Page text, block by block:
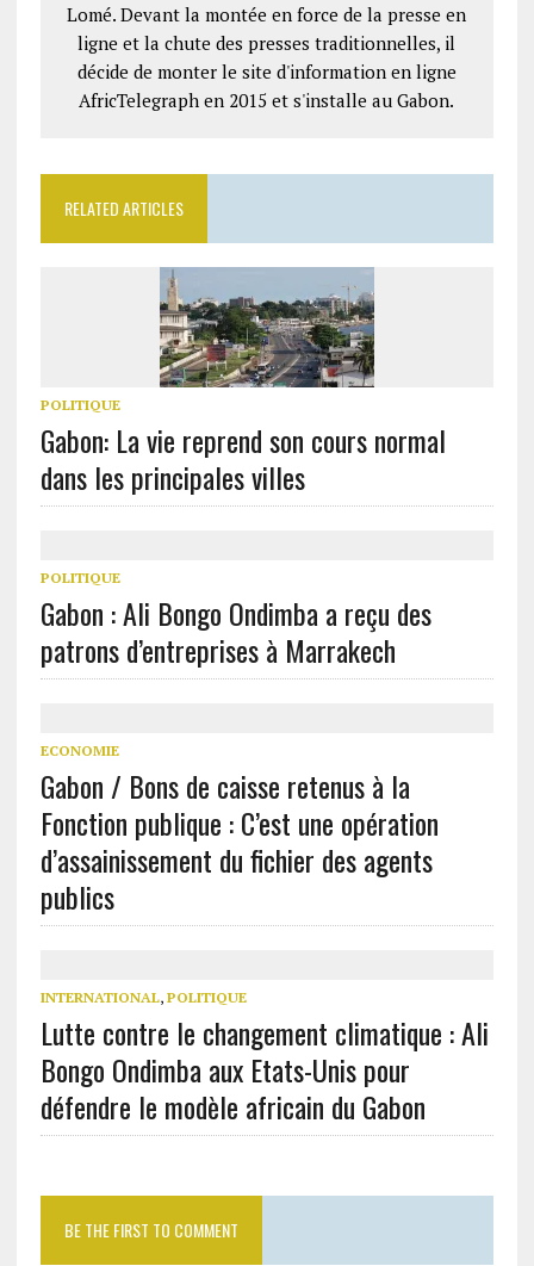
Lomé. Devant la montée en force de la presse en
ligne et la chute des presses traditionnelles, il
décide de monter le site d'information en ligne
AfricTelegraph en 2015 et s'installe au Gabon.
RELATED ARTICLES
POLITIQUE
Gabon: La vie reprend son cours normal
dans les principales villes
POLITIQUE
Gabon : Ali Bongo Ondimba a reçu des
patrons d’entreprises à Marrakech
ECONOMIE
Gabon / Bons de caisse retenus à la
Fonction publique : C’est une opération
d’assainissement du fichier des agents
publics
INTERNATIONAL, POLITIQUE
Lutte contre le changement climatique : Ali
Bongo Ondimba aux Etats-Unis pour
défendre le modèle africain du Gabon
BE THE FIRST TO COMMENT